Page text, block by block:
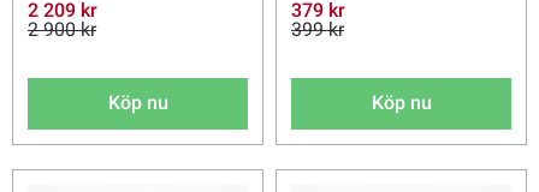
2 209 kr
2 900 kr
Köp nu
379 kr
399 kr
Köp nu